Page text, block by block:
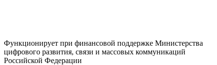
Функционирует при финансовой поддержке Министерства
цифрового развития, связи и массовых коммуникаций
Российской Федерации